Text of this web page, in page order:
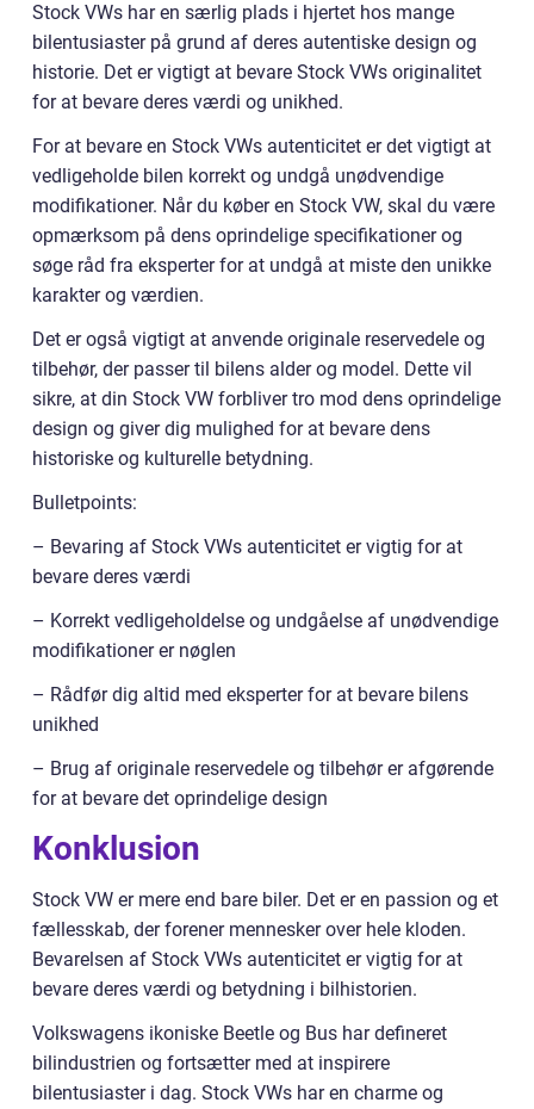
Stock VWs har en særlig plads i hjertet hos mange
bilentusiaster på grund af deres autentiske design og
historie. Det er vigtigt at bevare Stock VWs originalitet
for at bevare deres værdi og unikhed.
For at bevare en Stock VWs autenticitet er det vigtigt at
vedligeholde bilen korrekt og undgå unødvendige
modifikationer. Når du køber en Stock VW, skal du være
opmærksom på dens oprindelige specifikationer og
søge råd fra eksperter for at undgå at miste den unikke
karakter og værdien.
Det er også vigtigt at anvende originale reservedele og
tilbehør, der passer til bilens alder og model. Dette vil
sikre, at din Stock VW forbliver tro mod dens oprindelige
design og giver dig mulighed for at bevare dens
historiske og kulturelle betydning.
Bulletpoints:
– Bevaring af Stock VWs autenticitet er vigtig for at
bevare deres værdi
– Korrekt vedligeholdelse og undgåelse af unødvendige
modifikationer er nøglen
– Rådfør dig altid med eksperter for at bevare bilens
unikhed
– Brug af originale reservedele og tilbehør er afgørende
for at bevare det oprindelige design
Konklusion
Stock VW er mere end bare biler. Det er en passion og et
fællesskab, der forener mennesker over hele kloden.
Bevarelsen af Stock VWs autenticitet er vigtig for at
bevare deres værdi og betydning i bilhistorien.
Volkswagens ikoniske Beetle og Bus har defineret
bilindustrien og fortsætter med at inspirere
bilentusiaster i dag. Stock VWs har en charme og